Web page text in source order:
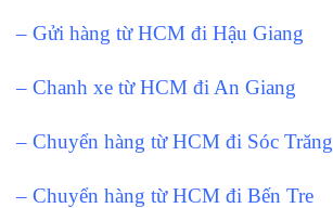
– Gửi hàng từ HCM đi Hậu Giang
– Chanh xe từ HCM đi An Giang
– Chuyển hàng từ HCM đi Sóc Trăng
– Chuyển hàng từ HCM đi Bến Tre